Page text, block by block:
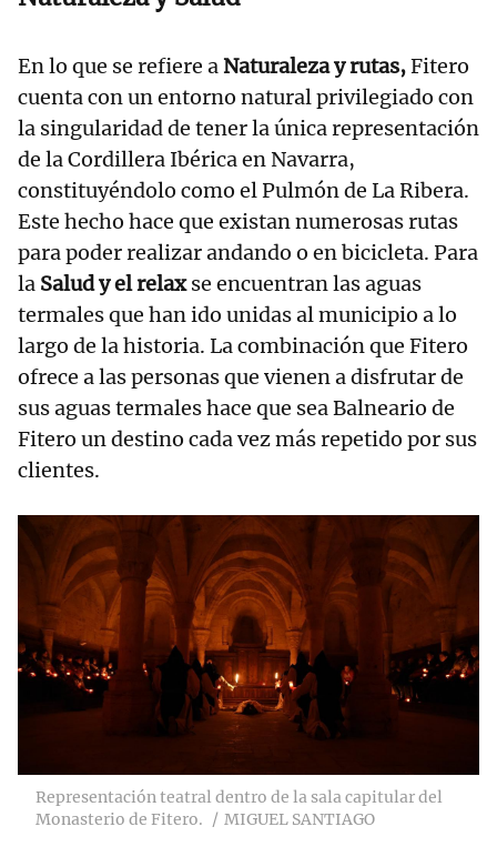
En lo que se refiere a Naturaleza y rutas,Fitero
cuenta con un entorno natural privilegiado con
la singularidad de tener la única representación
de la Cordillera Ibérica en Navarra,
constituyéndolo como el Pulmón de La Ribera.
Este hecho hace que existan numerosas rutas
para poder realizar andando o en bicicleta. Para
la Salud y el relaxse encuentran las aguas
termales que han ido unidas al municipio a lo
largo de la historia. La combinación que Fitero
ofrece a las personas que vienen a disfrutar de
sus aguas termales hace que sea Balneario de
Fitero un destino cada vez más repetido por sus
clientes.
Representación teatral dentro de la sala capitular del
Monasterio de Fitero.
MIGUEL SANTIAGO